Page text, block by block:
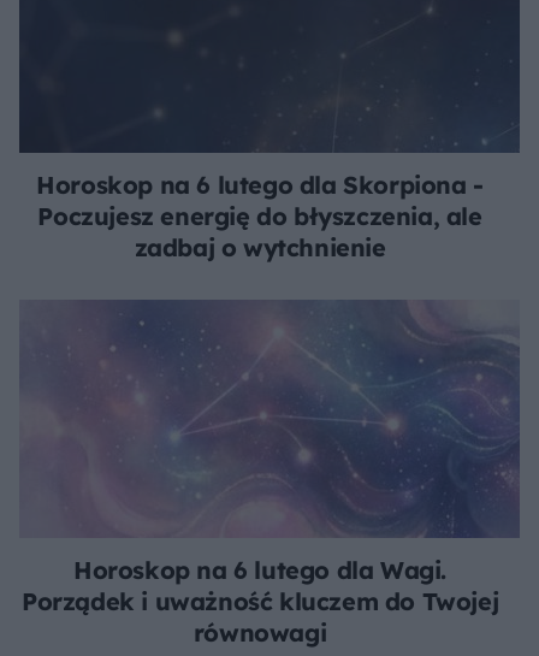
Horoskop na 6 lutego dla Skorpiona -
Poczujesz energię do błyszczenia, ale
zadbaj o wytchnienie
Horoskop na 6 lutego dla Wagi.
Porządek i uważność kluczem do Twojej
równowagi